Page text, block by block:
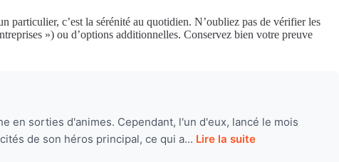
particulier, c’est la sérénité au quotidien. N’oubliez pas de vérifier les
») ou d’options additionnelles. Conservez bien votre preuve
en sorties d'animes. Cependant, l'un d'eux, lancé le mois
de son héros principal, ce qui a... Lire la suite